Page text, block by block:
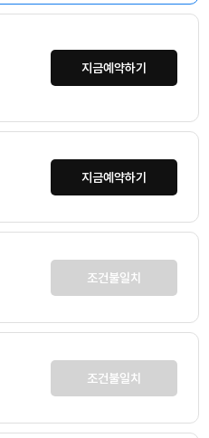
지금예약하기
지금예약하기
조건불일치
조건불일치